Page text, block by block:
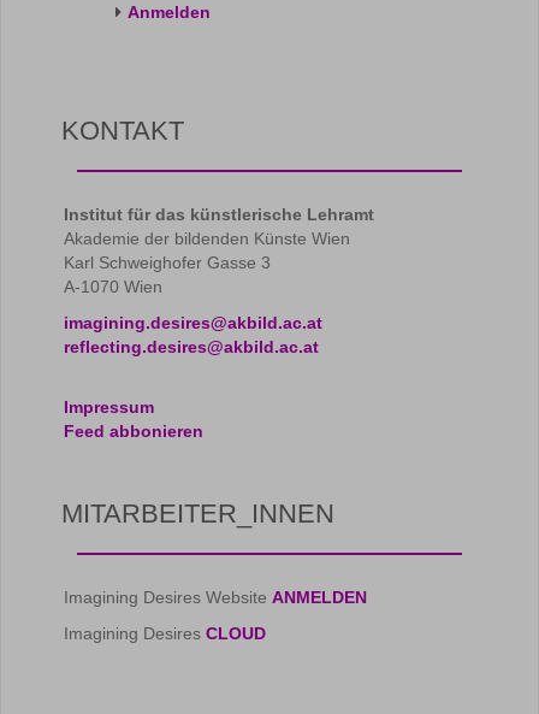
Anmelden
KONTAKT
Institut für das künstlerische Lehramt
Akademie der bildenden Künste Wien
Karl Schweighofer Gasse 3
A-1070 Wien
imagining.desires@akbild.ac.at
reflecting.desires@akbild.ac.at
Impressum
Feed abbonieren
MITARBEITER_INNEN
Imagining Desires Website ANMELDEN
Imagining Desires CLOUD